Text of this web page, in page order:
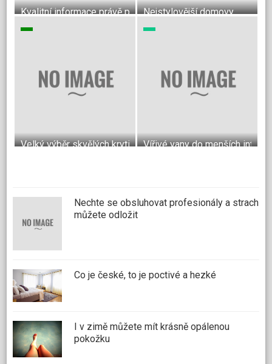
Kvalitní informace právě pro vásNejstylovější domovy
Velký výběr skvělých krytin do bytuVířivé vany do menších
Nechte se obsluhovat profesionály a strach
můžete odložit
Co je české, to je poctivé a hezké
I v zimě můžete mít krásně opálenou
pokožku